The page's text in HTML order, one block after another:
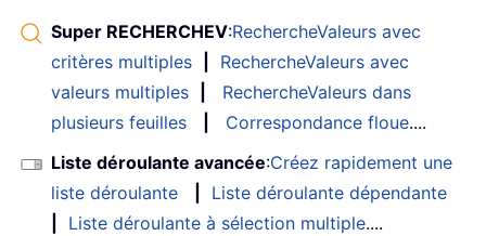
Super RECHERCHEV:RechercheValeurs avec
critères multiples
RechercheValeurs avec
valeurs multiples
RechercheValeurs dans
plusieurs feuilles
Correspondance floue....
Liste déroulante avancée:Créez rapidement une
liste déroulante
Liste déroulante dépendante
Liste déroulante à sélection multiple....